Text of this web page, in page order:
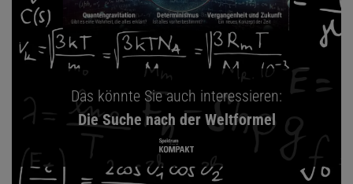
Das könnte Sie auch interessieren:
Die Suche nach der Weltformel